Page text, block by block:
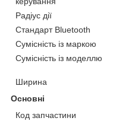
Радіус дії
Стандарт Bluetooth
Сумісність із маркою
Сумісність із моделлю
Ширина
Основні
Код запчастини